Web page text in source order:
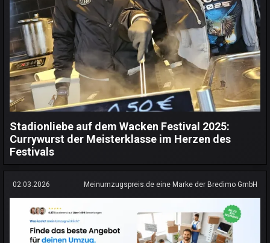
Stadionliebe auf dem Wacken Festival 2025:
Currywurst der Meisterklasse im Herzen des
Festivals
02.03.2026 Meinumzugspreis.de eine Marke der Bredimo GmbH